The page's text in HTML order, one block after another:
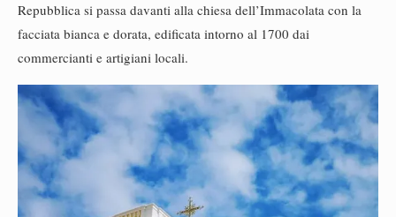
Repubblica si passa davanti alla chiesa dell’Immacolata con la
facciata bianca e dorata, edificata intorno al 1700 dai
commercianti e artigiani locali.